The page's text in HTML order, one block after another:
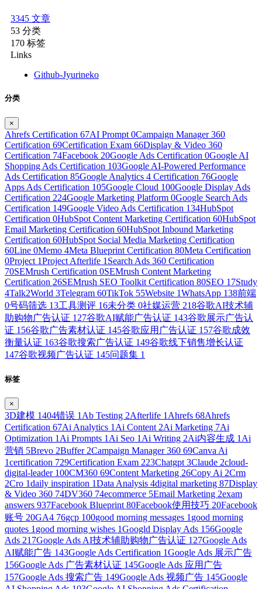
3345 文章
53 分类
170 标签
Links
Github-Jyurineko
分类
×
Ahrefs Certification 67AI Prompt 0Campaign Manager 360
Certification 69Certification Exam 66Display & Video 360
Certification 74Facebook 20Google Ads Certification 0Google AI
Shopping Ads Certification 103Google AI-Powered Performance
Ads Certification 85Google Analytics 4 Certification 76Google
Apps Ads Certification 105Google Cloud 100Google Display Ads
Certification 224Google Marketing Platform 0Google Search Ads
Certification 149Google Video Ads Certification 134HubSpot
Certification 0HubSpot Content Marketing Certification 60HubSpot
Email Marketing Certification 60HubSpot Inbound Marketing
Certification 60HubSpot Social Media Marketing Certification
60Line 0Memo 4Meta Blueprint Certification 80Meta Certification
0Project 1Project Afterlife 1 Search Ads 360 Certification
70SEMrush Certification 0SEMrush Content Marketing
Certification 26SEMrush SEO Toolkit Certification 80SEO 17Study
4Talk2World 3Telegram 60TikTok 55Website 1WhatsApp 138前端
0号码筛选 13工具测评 16未分类 0社媒运营 218谷歌AI技术辅
助购物广告认证 127谷歌AI赋能广告认证 143谷歌展示广告认
证 156谷歌广告素材认证 145谷歌应用广告认证 157谷歌成效
衡量认证 163谷歌搜索广告认证 149谷歌线下销售增长认证
147谷歌视频广告认证 145问题集 1
标签
×
3D建模 1404错误 1 Ab Testing 2Afterlife 1 Ahrefs 68Ahrefs
Certification 67Ai Analytics 1 Ai Content 2Ai Marketing 7Ai
Optimization 1 Ai Prompts 1 Ai Seo 1 Ai Writing 2Ai内容生成 1 Ai
营销 5Brevo 2Buffer 2Campaign Manager 360 69Canva Ai
1certification 729Certification Exam 223Chatgpt 3Claude 2cloud-
digital-leader 100CM360 69Content Marketing 26Copy Ai 2Crm
2Cro 1daily inspiration 1Data Analysis 4digital marketing 87Display
& Video 360 74DV360 74ecommerce 5Email Marketing 2exam
answers 937Facebook Blueprint 80Facebook使用技巧 20Facebook
账号 20GA4 76gcp 100good morning messages 1 good morning
quotes 1 good morning wishes 1Googld Display Ads 156Google
Ads 217Google Ads AI技术辅助购物广告认证 127Google Ads
AI赋能广告 143Google Ads Certification 1Google Ads 展示广告
156Google Ads 广告素材认证 145Google Ads 应用广告
157Google Ads 搜索广告 149Google Ads 视频广告 145Google